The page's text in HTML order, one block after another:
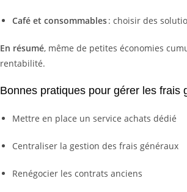
Café et consommables: choisir des
En résumé, même de petites économies
rentabilité.
Bonnes pratiques pour gérer les frais
Mettre en place un service achats dédié
Centraliser la gestion des frais généraux
Renégocier les contrats anciens